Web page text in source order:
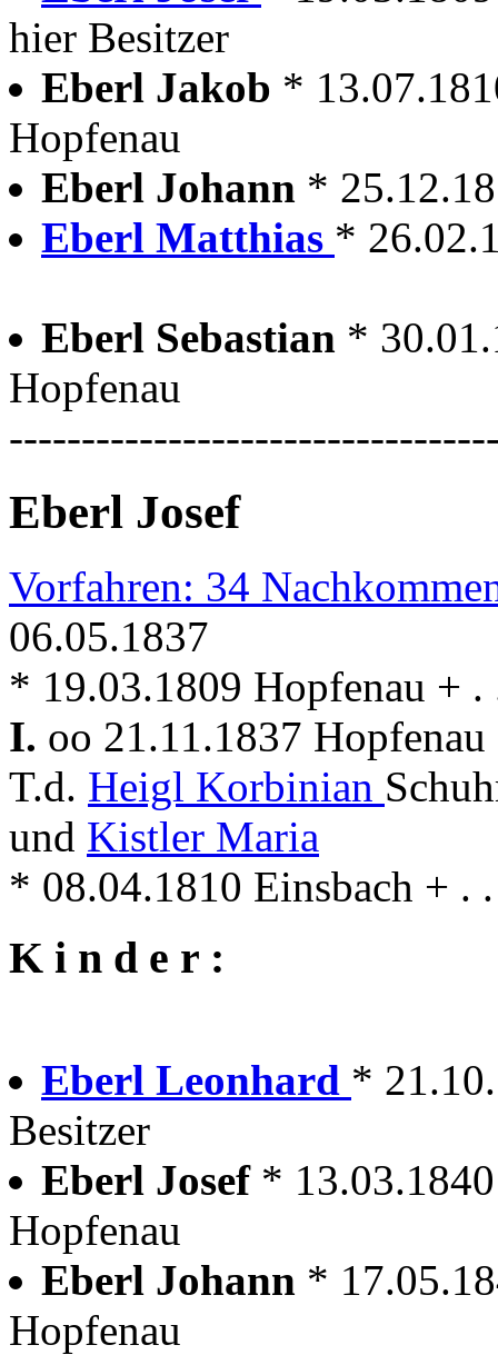
hier Besitzer
Eberl Jakob *
Hopfenau
Eberl Johann *
Eberl Matthias *
Eberl Sebastian *
Hopfenau
Eberl Josef
Vorfahren: 34
06.05.1837
* 19.03.1809 Hopfenau + .
I. oo 21.11.1837
T.d. Heigl Korbinian
und Kistler Maria
* 08.04.1810 Einsbach + .
K i n d e r :
Eberl Leonhard *
Besitzer
Eberl Josef *
Hopfenau
Eberl Johann *
Hopfenau